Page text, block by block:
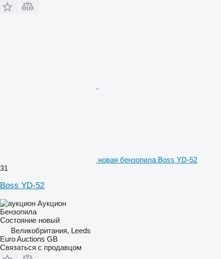
новая бензопила Boss YD-52
31
Boss YD-52
Аукцион
Бензопила
Состояние новый
Великобритания, Leeds
Euro Auctions GB
Связаться с продавцом